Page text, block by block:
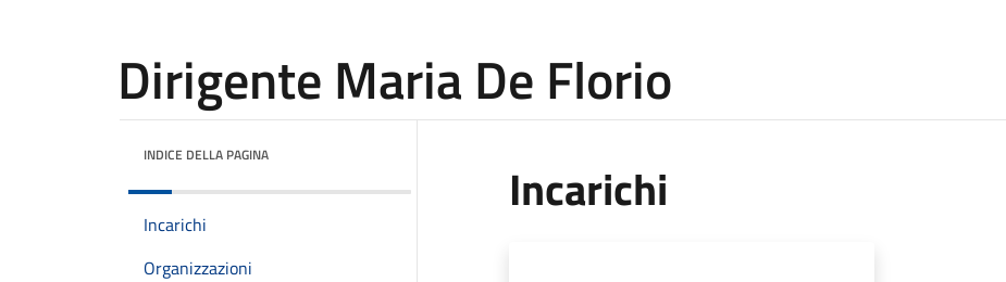
Dirigente Maria De Florio
INDICE DELLA PAGINA
Incarichi
Organizzazioni
Incarichi